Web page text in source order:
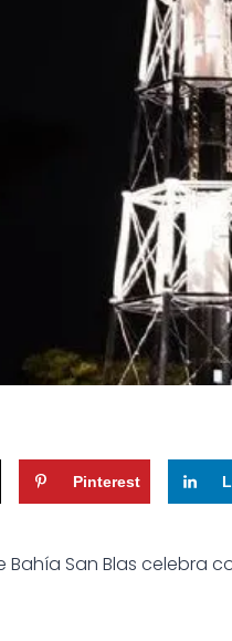
Pinterest
Bahía San Blas celebra